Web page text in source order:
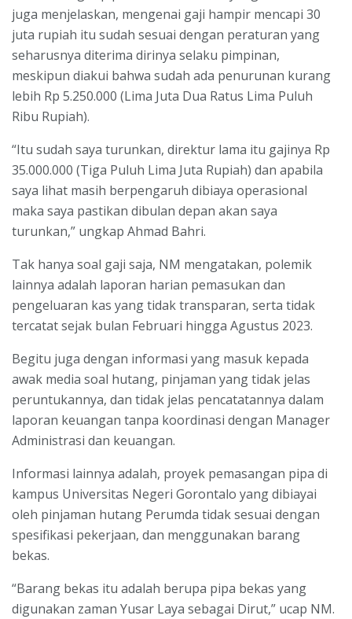
juga menjelaskan, mengenai gaji hampir mencapi 30
juta rupiah itu sudah sesuai dengan peraturan yang
seharusnya diterima dirinya selaku pimpinan,
meskipun diakui bahwa sudah ada penurunan kurang
lebih Rp 5.250.000 (Lima Juta Dua Ratus Lima Puluh
Ribu Rupiah).
“Itu sudah saya turunkan, direktur lama itu gajinya Rp
35.000.000 (Tiga Puluh Lima Juta Rupiah) dan apabila
saya lihat masih berpengaruh dibiaya operasional
maka saya pastikan dibulan depan akan saya
turunkan,” ungkap Ahmad Bahri.
Tak hanya soal gaji saja, NM mengatakan, polemik
lainnya adalah laporan harian pemasukan dan
pengeluaran kas yang tidak transparan, serta tidak
tercatat sejak bulan Februari hingga Agustus 2023.
Begitu juga dengan informasi yang masuk kepada
awak media soal hutang, pinjaman yang tidak jelas
peruntukannya, dan tidak jelas pencatatannya dalam
laporan keuangan tanpa koordinasi dengan Manager
Administrasi dan keuangan.
Informasi lainnya adalah, proyek pemasangan pipa di
kampus Universitas Negeri Gorontalo yang dibiayai
oleh pinjaman hutang Perumda tidak sesuai dengan
spesifikasi pekerjaan, dan menggunakan barang
bekas.
“Barang bekas itu adalah berupa pipa bekas yang
digunakan zaman Yusar Laya sebagai Dirut,” ucap NM.